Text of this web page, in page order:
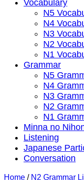
Vocabulary
N5
N4
N3
N2
N1
Grammar
N5
N4
N3
N2
N1
Minna no
Listening
Japanese
Conversation
Home / N2 Grammar